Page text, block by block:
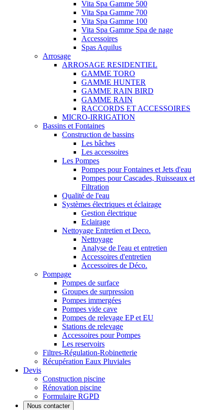
Vita Spa Gamme 500
Vita Spa Gamme 700
Vita Spa Gamme 100
Vita Spa Gamme Spa de nage
Accessoires
Spas Aquilus
Arrosage
ARROSAGE RESIDENTIEL
GAMME TORO
GAMME HUNTER
GAMME RAIN BIRD
GAMME RAIN
RACCORDS ET ACCESSOIRES
MICRO-IRRIGATION
Bassins et Fontaines
Construction de bassins
Les bâches
Les accessoires
Les Pompes
Pompes pour Fontaines et Jets d'eau
Pompes pour Cascades, Ruisseaux et
Filtration
Qualité de l'eau
Systèmes électriques et éclairage
Gestion électrique
Eclairage
Nettoyage Entretien et Deco.
Nettoyage
Analyse de l'eau et entretien
Accessoires d'entretien
Accessoires de Déco.
Pompage
Pompes de surface
Groupes de surpression
Pompes immergées
Pompes vide cave
Pompes de relevage EP et EU
Stations de relevage
Accessoires pour Pompes
Les reservoirs
Filtres-Régulation-Robinetterie
Récupération Eaux Pluviales
Devis
Construction piscine
Rénovation piscine
Formulaire RGPD
Nous contacter